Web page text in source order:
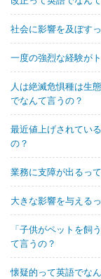
社会に影響を及ぼす
一度の強烈な経験が
人は絶滅危惧種は生
でなんて言うの？
最近値上げされてい
の？
業務に支障が出るっ
大きな影響を与える
「子供がペットを飼
て言うの？
懐疑的って英語でな